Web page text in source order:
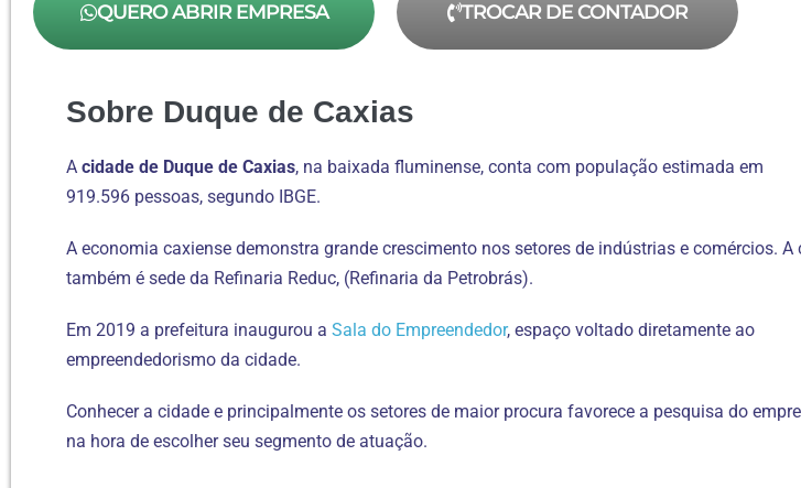
QUERO ABRIR EMPRESA TROCAR DE CONTADOR
Sobre Duque de Caxias
A cidade de Duque de Caxias, na baixada fluminense, conta com população estimada em
919.596 pessoas, segundo IBGE.
A economia caxiense demonstra grande crescimento nos setores de indústrias e comércios. A
também é sede da Refinaria Reduc, (Refinaria da Petrobrás).
Em 2019 a prefeitura inaugurou a Sala do Empreendedor, espaço voltado diretamente ao
empreendedorismo da cidade.
Conhecer a cidade e principalmente os setores de maior procura favorece a pesquisa do
na hora de escolher seu segmento de atuação.